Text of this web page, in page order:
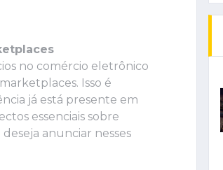
no comércio eletrônico
Isso é
já está presente em
essenciais sobre
anunciar nesses